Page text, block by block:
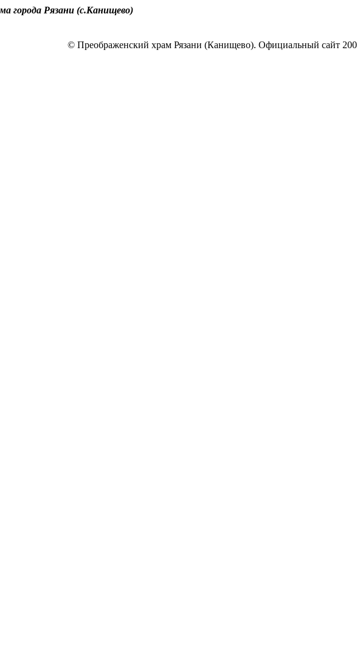
города Рязани (с.Канищево)
© Преображенский храм Рязани (Канищево). Официальный сайт